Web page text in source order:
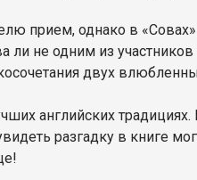
прием, однако в
ли не одним из
двух
английских
разгадку в книге